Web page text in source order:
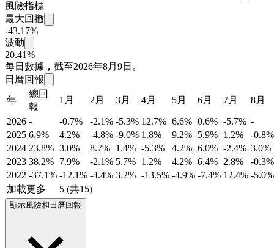
風險指標
最大回撤
-43.17%
波動
20.41%
每日數據，截至2026年8月9日。
日曆回報
年
總回
報
1月 2月 3月 4月 5月 6月 7月 8月
2026 - -0.7% -2.1% -5.3% 12.7% 6.6% 0.6% -5.7% -
2025 6.9% 4.2% -4.8% -9.0% 1.8% 9.2% 5.9% 1.2%
-0.8%
2024 23.8% 3.0% 8.7% 1.4% -5.3% 4.2% 6.0% -2.4% 3.0%
2023 38.2% 7.9% -2.1% 5.7% 1.2% 4.2% 6.4% 2.8%
-0.3%
2022 -37.1% -12.1% -4.4% 3.2% -13.5% -4.9% -7.4% 12.4% -5.0%
加載更多
5 (共15)
顯示風險和日曆回報